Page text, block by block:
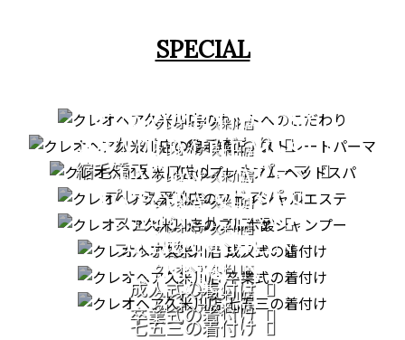
SPECIAL
クレオヘア 久米川店
カットへのこだわり
STRAIGHT PERM
クレオヘア 久米川店
縮毛矯正・ストレートパーマ
PREMIUM HEAD SPA
クレオヘア 久米川店
プレミアムヘッドスパ
FACIAL CARE
クレオヘア 久米川店
フェイシャルエステ
PATORA SERIES
クレオヘア 久米川店
フルボ酸シャンプー
COMING OF AGE
CEREMONY
クレオヘア 久米川店
成人式の着付け
GRADUATION
CEREMONY
クレオヘア 久米川店
卒業式の着付け
753
クレオヘア 久米川店
七五三の着付け